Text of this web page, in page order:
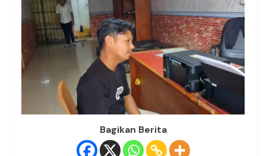
Bagikan Berita